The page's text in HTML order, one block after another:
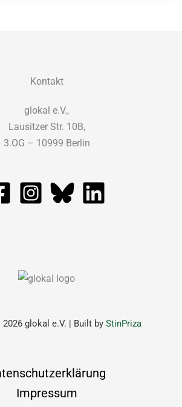
glokal e.V. | Built by StinPriza
Impressum
Kontakt
glokal e.V.,
Lausitzer Str. 10B,
3.OG – 10999 Berlin